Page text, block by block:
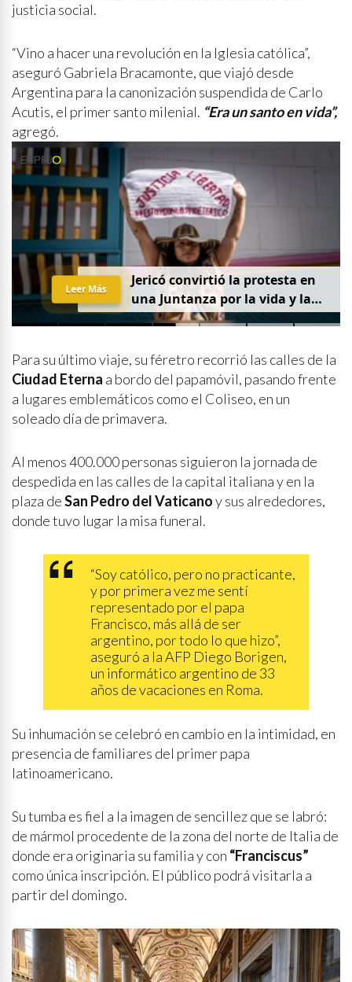
justicia social.
“Vino a hacer una revolución en la Iglesia católica”,
aseguró Gabriela Bracamonte, que viajó desde
Argentina para la canonización suspendida de Carlo
Acutis, el primer santo milenial. “Era un santo en vida”,
agregó.
Jericó convirtió la protesta en
una Juntanza por la vida y la
justicia
Leer Más
Para su último viaje, su féretro recorrió las calles de la
Ciudad Eterna a bordo del papamóvil, pasando frente
a lugares emblemáticos como el Coliseo, en un
soleado día de primavera.
Al menos 400.000 personas siguieron la jornada de
despedida en las calles de la capital italiana y en la
plaza deSan Pedro del Vaticanoy sus alrededores,
donde tuvo lugar la misa funeral.
“Soy católico, pero no practicante,
y por primera vez me sentí
representado por el papa
Francisco, más allá de ser
argentino, por todo lo que hizo”,
aseguró a la AFP Diego Borigen,
un informático argentino de 33
años de vacaciones en Roma.
Su inhumación se celebró en cambio en la intimidad, en
presencia de familiares del primer papa
latinoamericano.
Su tumba es fiel a la imagen de sencillez que se labró:
de mármol procedente de la zona del norte de Italia de
donde era originaria su familia y con “Franciscus”
como única inscripción. El público podrá visitarla a
partir del domingo.